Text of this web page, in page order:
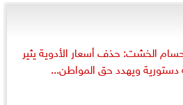
الخشت: حذف أسعار الأدوية يثير
دستورية ويهدد حق المواطن...